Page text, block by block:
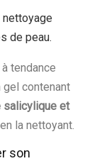
nettoyage
de peau.
tendance
contenant
salicylique et
la nettoyant.
son